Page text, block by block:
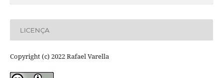
LICENÇA
Copyright (c) 2022 Rafael Varella